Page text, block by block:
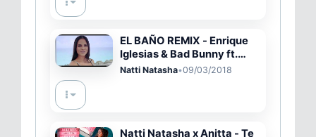
EL BAÑO REMIX - Enrique
Iglesias & Bad Bunny ft.
Natti Natasha
Natti Natasha•09/03/2018
Natti Natasha x Anitta - Te